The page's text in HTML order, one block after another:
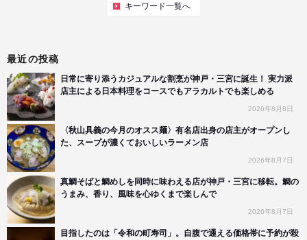
キーワード一覧へ
最近の投稿
日常に寄り添うカジュアルな割烹が神戸・三宮に誕生！ 実力派
店主による日本料理をコースでもアラカルトでも楽しめる
2026年8月8日
〈秋山具義の今月のオスス麺〉有名店出身の店主がオープンし
た、スープが濃くておいしいラーメン店
2026年8月7日
真鯛そばと鯛めしを同時に味わえる店が神戸・三宮に移転。鯛の
うまみ、香り、風味を心ゆくまで楽しんで
2026年8月7日
目指したのは「令和の町寿司」。自腹で通える価格帯に予約が殺